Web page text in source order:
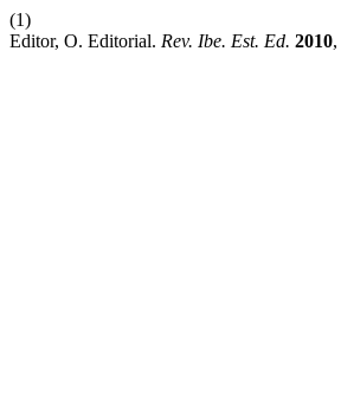
(1)
Editor, O. Editorial. Rev. Ibe. Est. Ed. 2010,